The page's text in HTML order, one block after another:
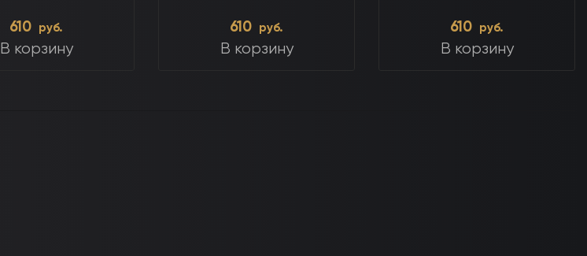
610 руб.
В корзину
610 руб.
В корзину
610 руб.
В корзину